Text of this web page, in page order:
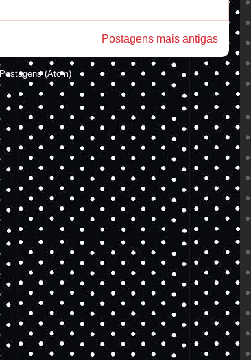
Postagens mais antigas
Postagens (Atom)